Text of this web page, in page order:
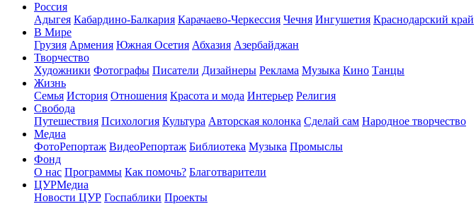
Россия
Адыгея Кабардино-Балкария Карачаево-Черкессия Чечня Ингушетия Краснодарский край
В Мире
Грузия Армения Южная Осетия Абхазия Азербайджан
Творчество
Художники Фотографы Писатели Дизайнеры Реклама Музыка Кино Танцы
Жизнь
Семья История Отношения Красота и мода Интерьер Религия
Свобода
Путешествия Психология Культура Авторская колонка Сделай сам Народное творчество
Медиа
ФотоРепортаж ВидеоРепортаж Библиотека Музыка Промыслы
Фонд
О нас Программы Как помочь? Благотварители
ЦУРМедиа
Новости ЦУР Госпаблики Проекты